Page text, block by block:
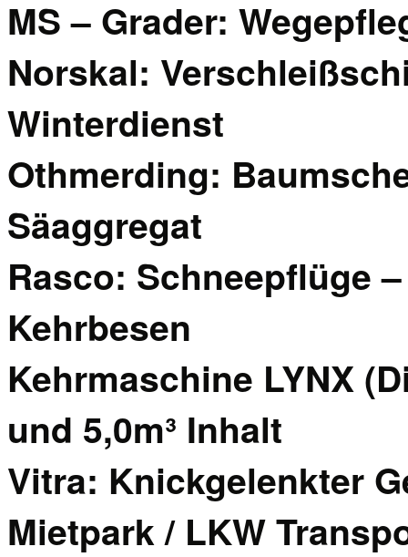
MS – Grader:
Norskal:
Winterdienst
Othmerding:
Säaggregat
Rasco: Schneepflüge
Kehrbesen
Kehrmaschine LYNX
und 5,0m³ Inhalt
Vitra: Knickgelenkter
Mietpark / LKW